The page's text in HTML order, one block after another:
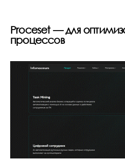
Proceset — для
процессов